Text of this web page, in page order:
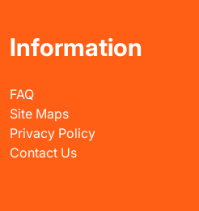
Information
FAQ
Site Maps
Privacy Policy
Contact Us